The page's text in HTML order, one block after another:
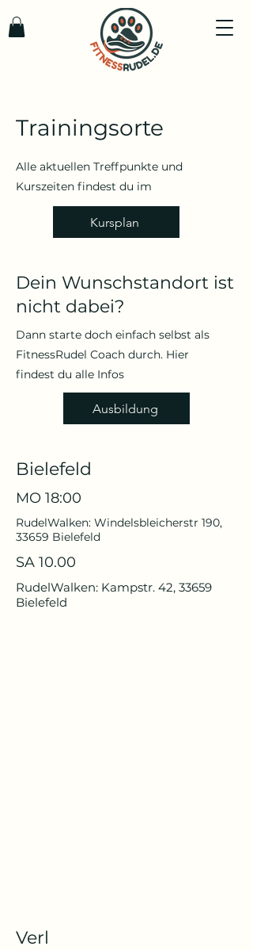
Trainingsorte
Alle aktuellen Treffpunkte und
Kurszeiten findest du im
Kursplan
Dein Wunschstandort ist
nicht dabei?
Dann starte doch einfach selbst als
FitnessRudel Coach durch. Hier
findest du alle Infos
Ausbildung
Bielefeld
MO 18:00
RudelWalken: Windelsbleicherstr 190,
33659 Bielefeld
SA 10.00
RudelWalken: Kampstr. 42, 33659
Bielefeld
Verl